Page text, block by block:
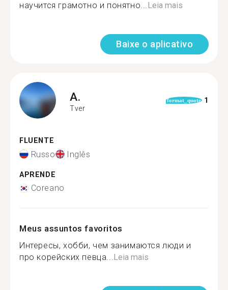
научится грамотно и понятно...Leia mais
Baixe o aplicativo
A.
Tver
format_quote 1
FLUENTE
Russo Inglês
APRENDE
Coreano
Meus assuntos favoritos
Интересы, хобби, чем занимаются люди и
про корейских певца...Leia mais